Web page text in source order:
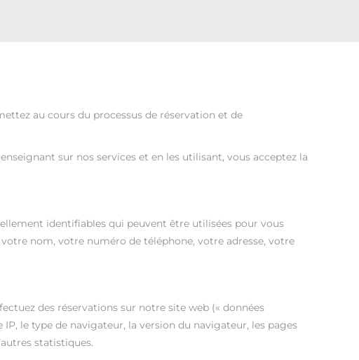
au cours du processus de réservation et de
sur nos services et en les utilisant, vous acceptez la
identifiables qui peuvent être utilisées pour vous
nom, votre numéro de téléphone, votre adresse, votre
des réservations sur notre site web (« données
le type de navigateur, la version du navigateur, les pages
statistiques.